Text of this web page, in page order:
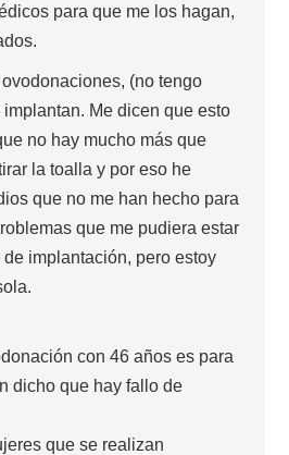
para que me los hagan,
(no tengo
Me dicen que esto
no hay mucho más que
la toalla y por eso he
que no me han hecho para
que me pudiera estar
implantación, pero estoy
con 46 años es para
dicho que hay fallo de
que se realizan